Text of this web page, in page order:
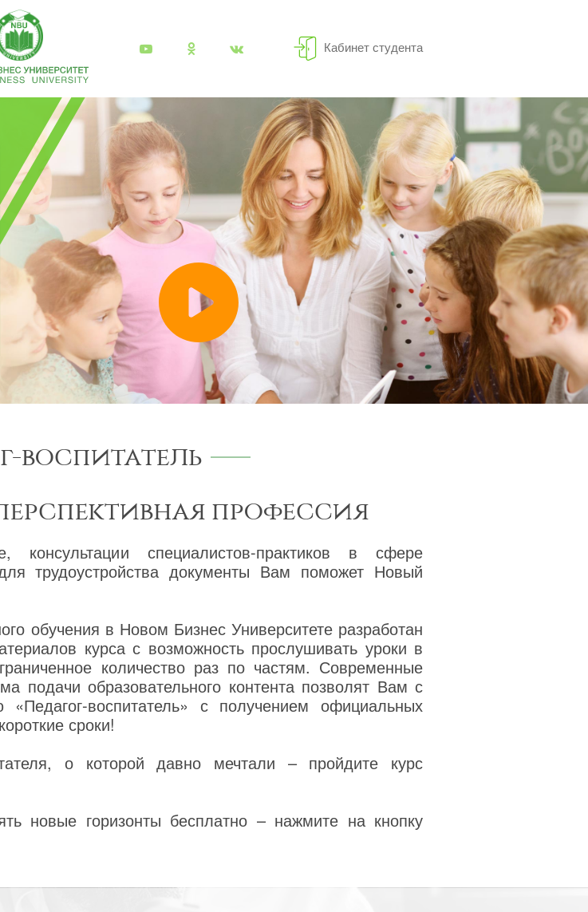
Кабинет студента
воспитатель
профессия
консультации специалистов-практиков в сфере
трудоустройства документы Вам поможет Новый
обучения в Новом Бизнес Университете разработан
курса с возможность прослушивать уроки в
количество раз по частям. Современные
подачи образовательного контента позволят Вам с
воспитатель» с получением официальных
сроки!
о которой давно мечтали – пройдите курс
новые горизонты бесплатно – нажмите на кнопку